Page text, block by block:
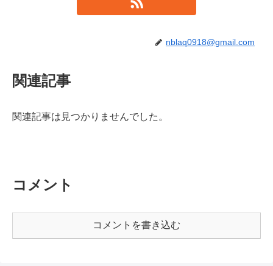
nblaq0918@gmail.com
関連記事
関連記事は見つかりませんでした。
コメント
コメントを書き込む